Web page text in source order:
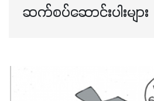
ဆက်စပ်ဆောင်းပါးများ